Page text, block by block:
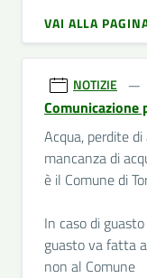
VAI ALLA
NOTIZIE
Comunicazione
Acqua, perdite
mancanza di
è il Comune di
In caso di
guasto va fatta
non al Comune